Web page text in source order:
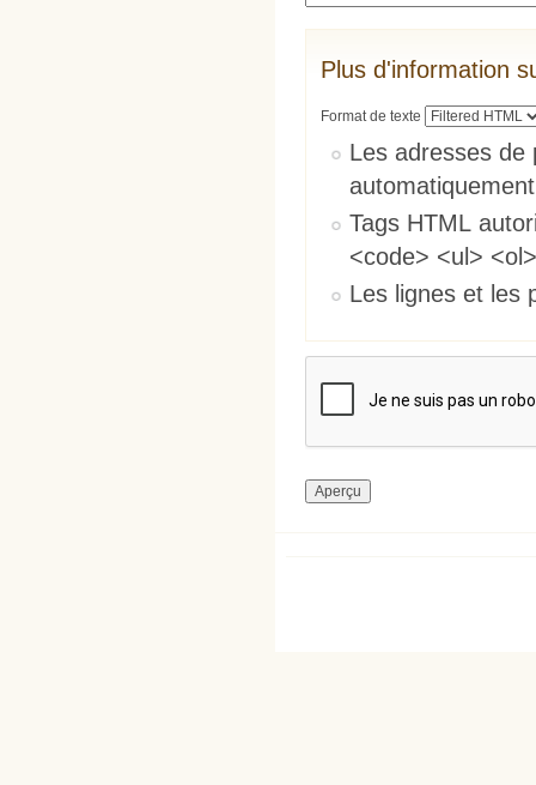
Plus d'information
Format de texte
Les adresses de
Tags HTML
<code> <ul>
Les lignes et les